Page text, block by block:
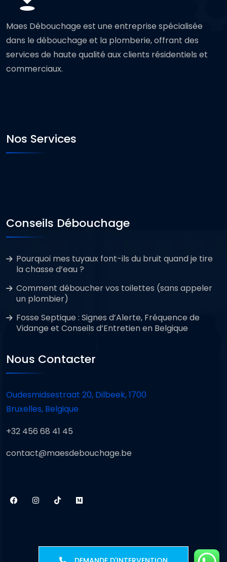
Maes Débouchage est une entreprise spécialisée
dans le débouchage et la plomberie, offrant des
services de haute qualité aux clients résidentiels et
commerciaux.
Nos Services
Conseils Débouchage
Pourquoi mes tuyaux font-ils du bruit quand je tire
la chasse d’eau ?
Comment déboucher vos toilettes (sans appeler
un plombier)
Fosse Septique : Signes d’Alerte, Fréquence de
Vidange et Conseils d’Entretien en Belgique
Nous Contacter
Oudesmidsestraat 20, Dilbeek, 1700
Bruxelles, Belgique
+32 456 68 41 45
contact@maesdebouchage.be